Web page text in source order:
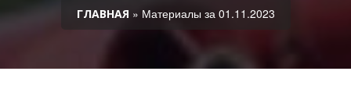
ГЛАВНАЯ » Материалы за 01.11.2023